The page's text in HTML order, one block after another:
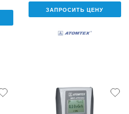
ЗАПРОСИТЬ ЦЕНУ